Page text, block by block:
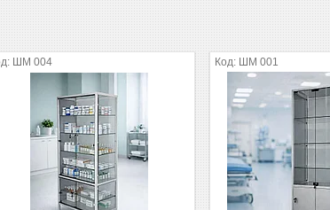
ШМ 004 ШМ 001